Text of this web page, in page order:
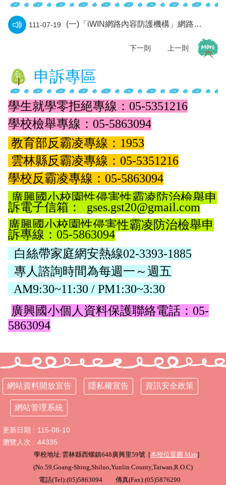
111-07-19 (一)「iWIN網路內容防護機構」網路安全E起來，兒少上網安 全最放心。
(二)拒絕兒少接觸酒品、檳榔、毒品等危害身心健康物質及 涉足危害身心健康之場所。
111-07-19 (四)網路世界停看聽，色情陷阱要注意，共同打擊網路性霸 凌及性剝削，檢舉專線113、110。
下一則 上一則
申訴專區
學生就學零拒絕專線 ： 05-5351216
學校檢舉專線 ： 05-5863094
教育部反霸凌專線 ： 1953
雲林縣反霸凌專線 ： 05-5351216
學校反霸凌專線 ： 05-5863094
廣興國小校園性侵害性霸凌防治檢舉申
訴電子信箱： gses.gst20@gmail.com
廣興國小校園性侵害性霸凌防治檢舉申
訴專線： 05-5863094
白絲帶家庭網安熱線02-3393-1885
專人諮詢時間為每週一～週五
AM9:30~11:30 / PM1:30~3:30
廣興國小個人資料保護聯絡電話：05-
5863094
網站資料開放宣告 隱私權宣告 資訊安全政策
網站管理系統
更新日期
115-08-10
瀏覽人次
44335
學校地址:雲林縣西螺鎮648廣興里59號 [本校位置圖 Map]
(No.59,Goang-Shing,Shiluo,Yunlin County,Taiwan,R.O.C)
電話(Tel):(05)5863094 傳真(Fax):(05)5876290